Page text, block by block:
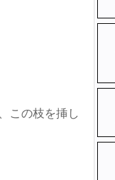
この枝を挿し